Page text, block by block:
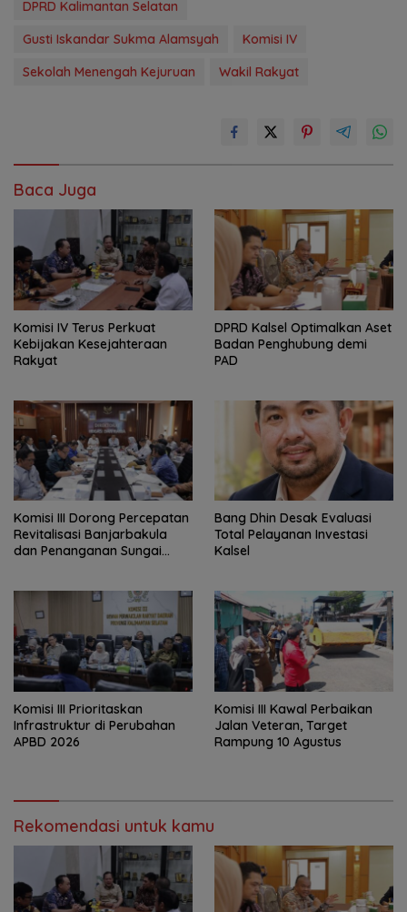
DPRD Kalimantan Selatan
Gusti Iskandar Sukma Alamsyah
Komisi IV
Sekolah Menengah Kejuruan
Wakil Rakyat
Baca Juga
Komisi IV Terus Perkuat
Kebijakan Kesejahteraan
Rakyat
‎DPRD Kalsel Optimalkan Aset
Badan Penghubung demi
PAD
‎Komisi III Dorong Percepatan
Revitalisasi Banjarbakula
dan Penanganan Sungai
‎Bang Dhin Desak Evaluasi
Total Pelayanan Investasi
Kalsel
‎Komisi III Prioritaskan
Infrastruktur di Perubahan
APBD 2026
Komisi III Kawal Perbaikan
Jalan Veteran, Target
Rampung 10 Agustus
Rekomendasi untuk kamu